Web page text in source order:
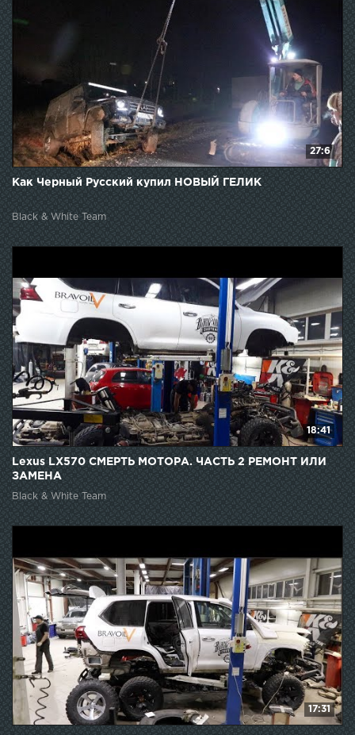
27:6
Как Черный Русский купил НОВЫЙ ГЕЛИК
Black & White Team
18:41
Lexus LX570 СМЕРТЬ МОТОРА. ЧАСТЬ 2 РЕМОНТ ИЛИ
ЗАМЕНА
Black & White Team
17:31